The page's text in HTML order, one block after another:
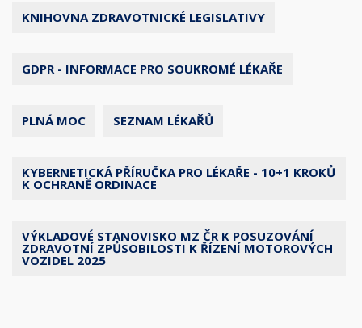
KNIHOVNA ZDRAVOTNICKÉ LEGISLATIVY
GDPR - INFORMACE PRO SOUKROMÉ LÉKAŘE
PLNÁ MOC SEZNAM LÉKAŘŮ
KYBERNETICKÁ PŘÍRUČKA PRO LÉKAŘE - 10+1 KROKŮ
K OCHRANĚ ORDINACE
VÝKLADOVÉ STANOVISKO MZ ČR K POSUZOVÁNÍ
ZDRAVOTNÍ ZPŮSOBILOSTI K ŘÍZENÍ MOTOROVÝCH
VOZIDEL 2025